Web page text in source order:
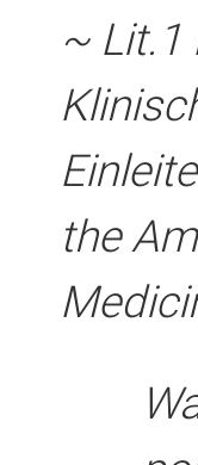
~ Lit.1
the